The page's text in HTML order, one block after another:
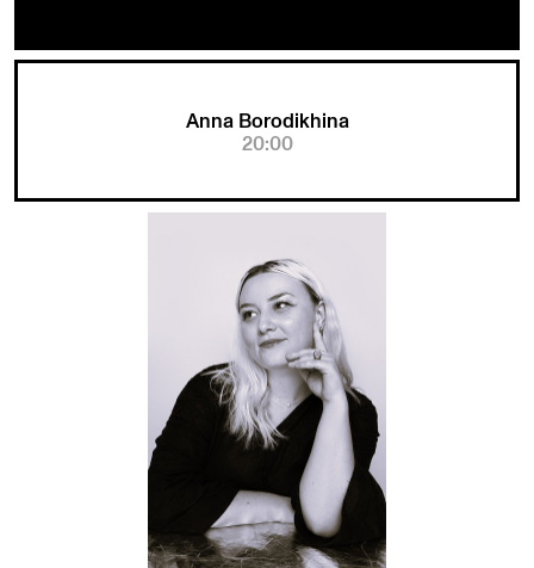
Anna Borodikhina
20:00